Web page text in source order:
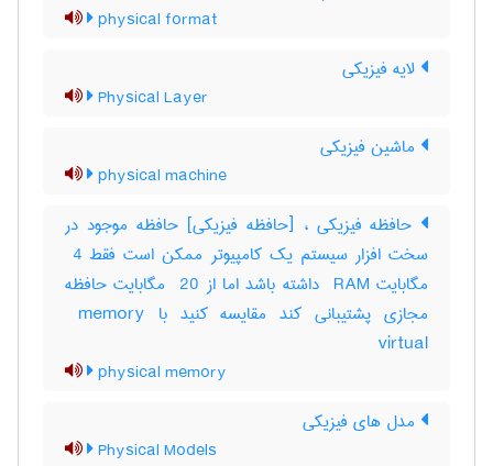
physical format
لایه فیزیکی
Physical Layer
ماشین فیزیکی
physical machine
حافظه فیزیکی ، [حافظه فیزیکی] حافظه موجود در
سخت افزار سیستم یک کامپیوتر ممکن است فقط ‎ 4
مگابایت ‎ RAM داشته باشد اما از ‎ 20 مگابایت حافظه
مجازی پشتیبانی کند مقایسه کنید با ‎ memory
virtual
physical memory
مدل های فیزیکی
Physical Models